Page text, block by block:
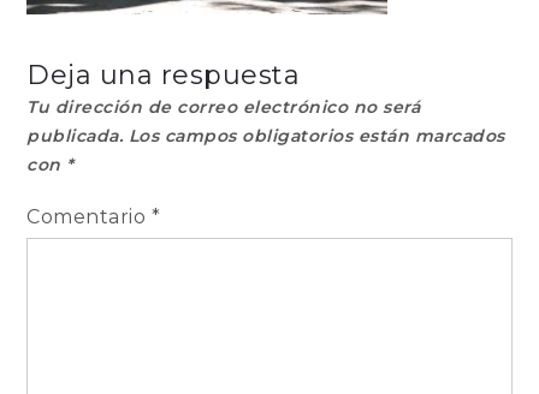
Deja una respuesta
Tu dirección de correo electrónico no será
publicada. Los campos obligatorios están marcados
con *
Comentario *